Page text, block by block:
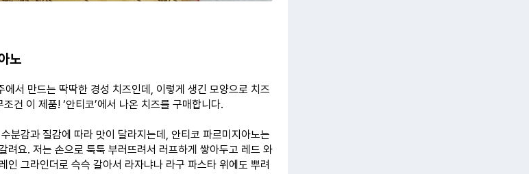
노
에서 만드는 딱딱한 경성 치즈인데, 이렇게 생긴 모양으로 치즈
건 이 제품! ‘안티코’에서 나온 치즈를 구매합니다.
분감과 질감에 따라 맛이 달라지는데, 안티코 파르미지아노는
려요. 저는 손으로 툭툭 부러뜨려서 러프하게 쌓아두고 레드 와
인 그라인더로 슥슥 갈아서 라자냐나 라구 파스타 위에도 뿌려